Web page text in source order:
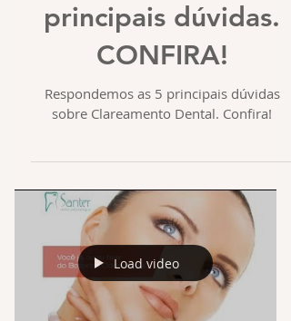
principais dúvidas.
CONFIRA!
Respondemos as 5 principais dúvidas
sobre Clareamento Dental. Confira!
Load video